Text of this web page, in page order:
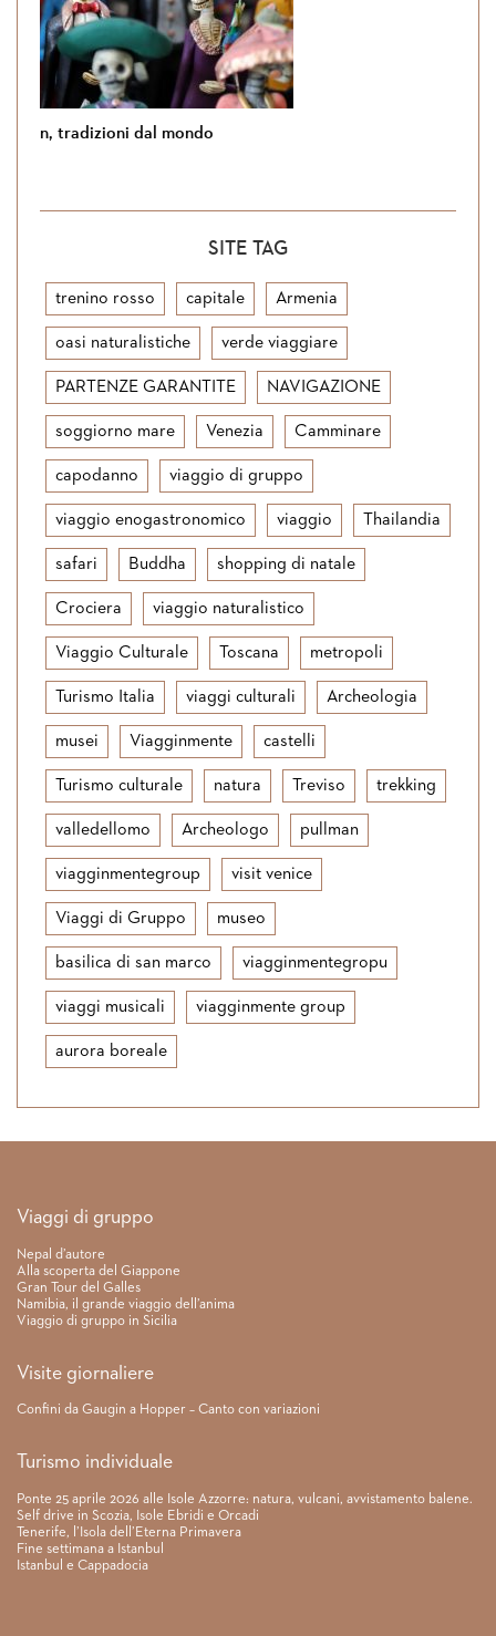
Si torna in Giordania
SITE TAG
trenino rosso capitale Armenia
oasi naturalistiche verde viaggiare
PARTENZE GARANTITE NAVIGAZIONE
soggiorno mare Venezia Camminare
capodanno viaggio di gruppo
viaggio enogastronomico viaggio Thailandia
safari Buddha shopping di natale
Crociera viaggio naturalistico
Viaggio Culturale Toscana metropoli
Turismo Italia viaggi culturali Archeologia
musei Viagginmente castelli
Turismo culturale natura Treviso trekking
valledellomo Archeologo pullman
viagginmentegroup visit venice
Viaggi di Gruppo museo
basilica di san marco viagginmentegropu
viaggi musicali viagginmente group
aurora boreale
Link rapidi
Viaggi di gruppo
Nepal d’autore
Alla scoperta del Giappone
Gran Tour del Galles
Namibia, il grande viaggio dell’anima
Viaggio di gruppo in Sicilia
Visite giornaliere
Confini da Gaugin a Hopper – Canto con variazioni
Turismo individuale
Ponte 25 aprile 2026 alle Isole Azzorre: natura, vulcani, avvistamento balene.
Self drive in Scozia, Isole Ebridi e Orcadi
Tenerife, l’Isola dell’Eterna Primavera
Fine settimana a Istanbul
Istanbul e Cappadocia